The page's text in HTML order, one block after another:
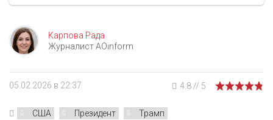
Карпова Рада
Журналист AOinform
05.02.2026 в 22:37 4.8 // 5
США Президент Трамп